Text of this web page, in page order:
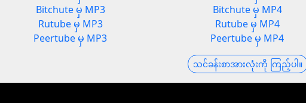
Bitchute မှ MP3
Rutube မှ MP3
Peertube မှ MP3
Bitchute မှ MP4
Rutube မှ MP4
Peertube မှ MP4
သင်ခန်းစာအားလုံးကို ကြည့်ပါ။